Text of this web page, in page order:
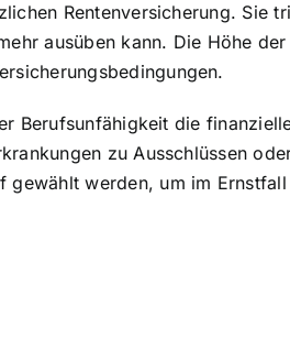
Rentenversicherung. Sie
ausüben kann. Die Höhe der
Berufsunfähigkeit die
zu Ausschlüssen
gewählt werden, um im Ernstfall